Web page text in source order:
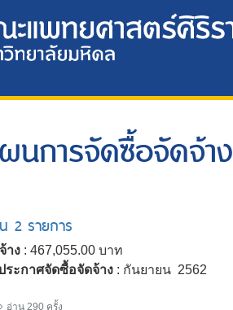
นการจัดซื้อจัดจ้าง
2 รายการ
าง : 467,055.00 บาท
ระกาศจัดซื้อจัดจ้าง : กันยายน 2562
อ่าน 290 ครั้ง